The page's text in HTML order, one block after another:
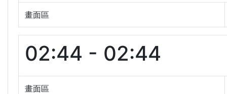
畫面區
02:44 - 02:44
畫面區